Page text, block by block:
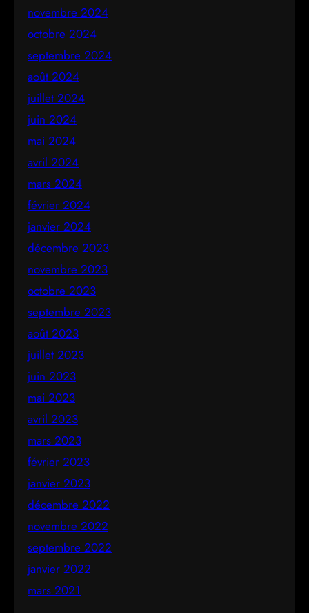
novembre 2024
octobre 2024
septembre 2024
août 2024
juillet 2024
juin 2024
mai 2024
avril 2024
mars 2024
février 2024
janvier 2024
décembre 2023
novembre 2023
octobre 2023
septembre 2023
août 2023
juillet 2023
juin 2023
mai 2023
avril 2023
mars 2023
février 2023
janvier 2023
décembre 2022
novembre 2022
septembre 2022
janvier 2022
mars 2021